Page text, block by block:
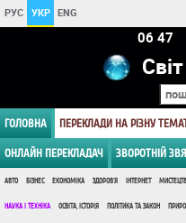
РУС УКР ENG
06 47
ГОЛОВНА ПЕРЕКЛАДИ НА РІЗНУ
ОНЛАЙН ПЕРЕКЛАДАЧ ЗВОРОТНІЙ
АВТО БІЗНЕС ЕКОНОМІКА ЗДОРОВ'Я ІНТЕРНЕТ
НАУКА І ТЕХНІКА ОСВІТА, ІСТОРІЯ ПОЛІТИКА ТА ЗАКОН